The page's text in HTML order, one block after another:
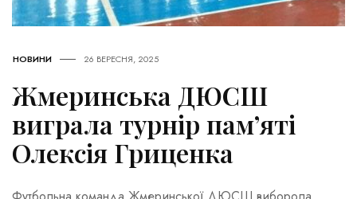
НОВИНИ 26 ВЕРЕСНЯ, 2025
Жмеринська ДЮСШ
виграла турнір пам’яті
Олексія Гриценка